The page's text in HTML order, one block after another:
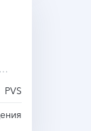
PVS